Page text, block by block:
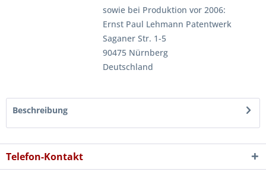
sowie bei Produktion vor 2006:
Ernst Paul Lehmann Patentwerk
Saganer Str. 1-5
90475 Nürnberg
Deutschland
Beschreibung
Telefon-Kontakt